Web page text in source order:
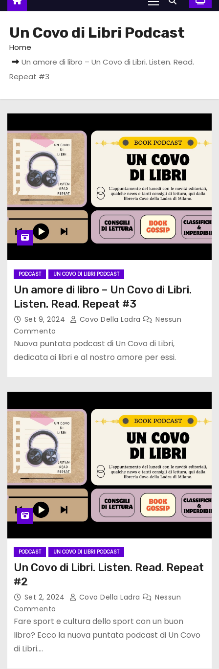
Un Covo di Libri Podcast
Home
Un amore di libro – Un Covo di Libri. Listen. Read.
Repeat #3
PODCAST UN COVO DI LIBRI PODCAST
Un amore di libro – Un Covo di Libri.
Listen. Read. Repeat #3
Set 9, 2024 Covo Della Ladra
Nessun
Commento
Nuova puntata podcast di Un Covo di Libri,
dedicata ai libri e al nostro amore per essi.
PODCAST UN COVO DI LIBRI PODCAST
Un Covo di Libri. Listen. Read. Repeat
#2
Set 2, 2024 Covo Della Ladra
Nessun
Commento
Fare sport e cultura dello sport con un buon
libro? Ecco la nuova puntata podcast di Un Covo
di Libri.…